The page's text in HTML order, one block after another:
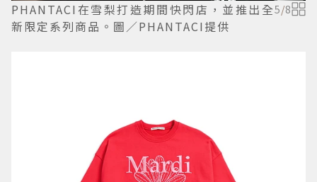
PHANTACI在雪梨打造期間快閃店，並推出全
新限定系列商品。圖／PHANTACI提供
5/8